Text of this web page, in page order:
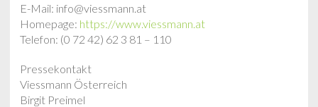
E-Mail: info@viessmann.at
Homepage: https://www.viessmann.at
Telefon: (0 72 42) 62 3 81 – 110
Pressekontakt
Viessmann Österreich
Birgit Preimel